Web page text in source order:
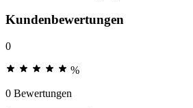
Kundenbewertungen
0
%
0 Bewertungen